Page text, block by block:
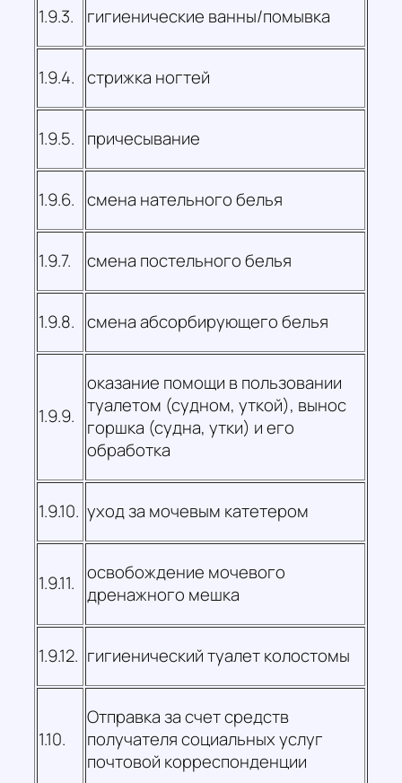
1.9.3. гигиенические ванны/помывка
1.9.4. стрижка ногтей
1.9.5. причесывание
1.9.6. смена нательного белья
1.9.7. смена постельного белья
1.9.8. смена абсорбирующего белья
1.9.9.
оказание помощи в пользовании
туалетом (судном, уткой), вынос
горшка (судна, утки) и его
обработка
1.9.10. уход за мочевым катетером
1.9.11. освобождение мочевого
дренажного мешка
1.9.12. гигиенический туалет колостомы
1.10.
Отправка за счет средств
получателя социальных услуг
почтовой корреспонденции